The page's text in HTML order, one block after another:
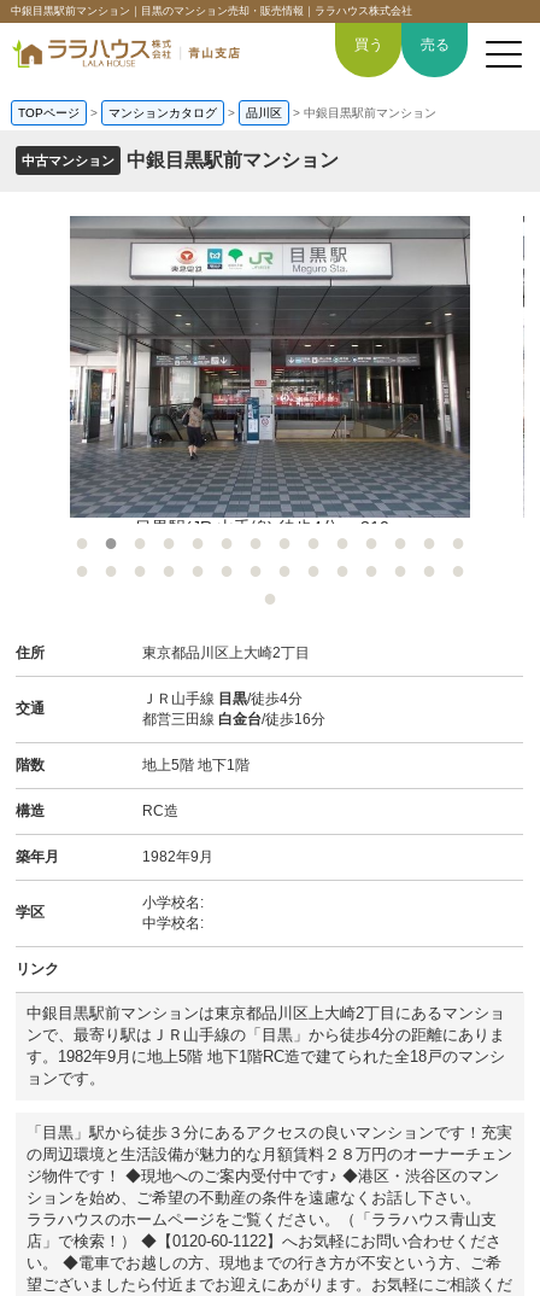
中銀目黒駅前マンション｜目黒のマンション売却・販売情報｜ララハウス株式会社
買いたい
売りたい
空間デザイン事例
6つの強み
会社概要
スタッフ紹介
お知らせ
来店予約
買う 売る
TOPページ > マンションカタログ > 品川区 > 中銀目黒駅前マンション
中古マンション 中銀目黒駅前マンション
目黒駅(JR 山手線) 徒歩4分。 310m
住所 東京都品川区上大崎2丁目
交通
ＪＲ山手線 目黒/徒歩4分
都営三田線 白金台/徒歩16分
階数 地上5階 地下1階
構造 RC造
築年月 1982年9月
学区
小学校名:
中学校名:
リンク
中銀目黒駅前マンションは東京都品川区上大崎2丁目にあるマンショ
ンで、最寄り駅はＪＲ山手線の「目黒」から徒歩4分の距離にありま
す。1982年9月に地上5階 地下1階RC造で建てられた全18戸のマンシ
ョンです。
「目黒」駅から徒歩３分にあるアクセスの良いマンションです！充実
の周辺環境と生活設備が魅力的な月額賃料２８万円のオーナーチェン
ジ物件です！ ◆現地へのご案内受付中です♪ ◆港区・渋谷区のマン
ションを始め、ご希望の不動産の条件を遠慮なくお話し下さい。
ララハウスのホームページをご覧ください。（「ララハウス青山支
店」で検索！） ◆【0120-60-1122】へお気軽にお問い合わせくださ
い。 ◆電車でお越しの方、現地までの行き方が不安という方、ご希
望ございましたら付近までお迎えにあがります。お気軽にご相談くだ